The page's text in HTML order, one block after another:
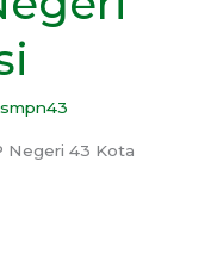
Negeri 43 Kota